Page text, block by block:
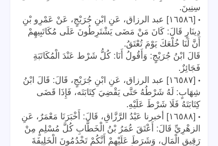
سِنِينَ.
•
[١٦٥٨٦] عبد الرزاق، عَنِ ابْنِ جُرَيْجٍ، عَنْ عَمْرِو بْنِ
دِينَارٍ قَالَ: كَانَ مَنْ مَضَى يَشْتَرِطُونَ عَلَى مُكَاتَبِيهِمْ
أَنَّ لَنَا خُلْعَكَ يَوْمَ تُعْتَقُ.
قَالَ ابْنُ جُرَيْجٍ: وَأَقُولُ أَنَا: كُلُّ شَرْط عَنْدَ الْمُكَاتَبَةِ
فَجَائِزٌ .
•
[١٦٥٨٧] عبد الرزاق، عَنِ ابْنِ جُرَيْجٍ، قَالَ: قَالَ ابْنُ
شِهَابٍ: لَهُ شَرْطُهُ حَتَّى يَقْضِيَ كِتَابَتَه، فَإِذَا قَضَى
كِتَابَتَهُ فَلَا شَرْطَ عَلَيْهِ.
•
[١٦٥٨٨] أخبرنا عَبْدُ الرَّزَّاقِ، قَالَ: أَخْبَرَنَا مَعْمَرٌ، عَنِ
الزهْرِيِّ قَالَ: أَعْتَقَ عُمَرُ بْنُ الْخَطَّابِ كُلَّ مُسْلِمٍ مِنْ
رَقِيقِ الْمَالِ، وَشَرَطَ عَلَيْهِمْ أَنَّكُمْ تَخْدُمُونَ الْخَلِيفَةَ